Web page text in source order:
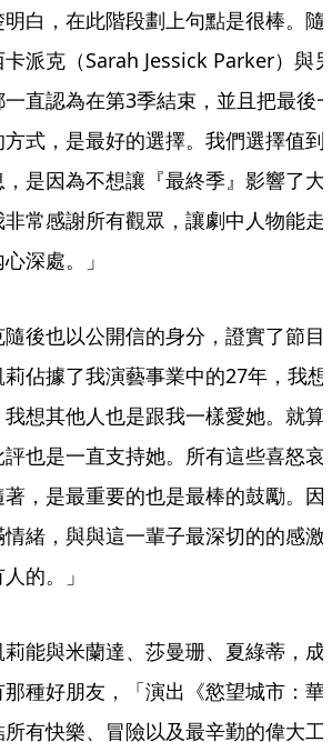
白，在此階段劃上句點是很棒。隨
派克（Sarah Jessick Parker）與
直認為在第3季結束，並且把最後
式，是最好的選擇。我們選擇值到
是因為不想讓『最終季』影響了大
常感謝所有觀眾，讓劇中人物能走
深處。」
後也以公開信的身分，證實了節目
佔據了我演藝事業中的27年，我想
想其他人也是跟我一樣愛她。就算
也是一直支持她。所有這些喜怒哀
，是最重要的也是最棒的鼓勵。因
緒，與與這一輩子最深切的的感激
的。」
能與米蘭達、莎曼珊、夏綠蒂，成
種好朋友，「演出《慾望城市：華
有快樂、冒險以及最辛勤的偉大工